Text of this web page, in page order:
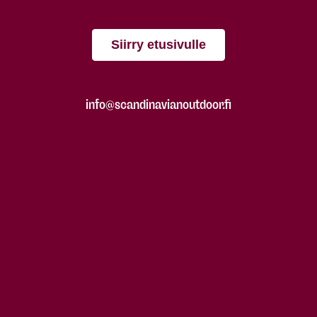
Siirry etusivulle
info@scandinavianoutdoor.fi